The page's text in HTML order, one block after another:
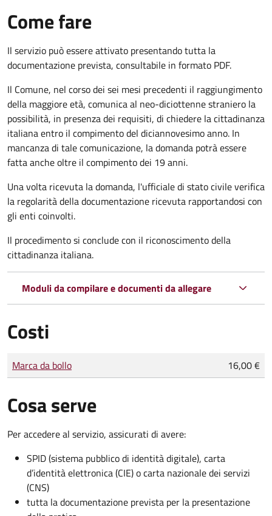
Come fare
Il servizio può essere attivato presentando tutta la
documentazione prevista, consultabile in formato PDF.
Il Comune, nel corso dei sei mesi precedenti il raggiungimento
della maggiore età, comunica al neo-diciottenne straniero la
possibilità, in presenza dei requisiti, di chiedere la cittadinanza
italiana entro il compimento del diciannovesimo anno. In
mancanza di tale comunicazione, la domanda potrà essere
fatta anche oltre il compimento dei 19 anni.
Una volta ricevuta la domanda, l'ufficiale di stato civile verifica
la regolarità della documentazione ricevuta rapportandosi con
gli enti coinvolti.
Il procedimento si conclude con il riconoscimento della
cittadinanza italiana.
Moduli da compilare e documenti da allegare
Costi
Tipo di pagamento
Importo
Marca da bollo 16,00 €
Cosa serve
Per accedere al servizio, assicurati di avere:
SPID (sistema pubblico di identità digitale), carta
d’identità elettronica (CIE) o carta nazionale dei servizi
(CNS)
tutta la documentazione prevista per la presentazione